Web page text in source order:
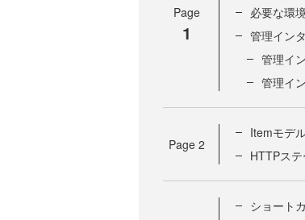
Page
1
必要な環
管理イン
管理イ
管理イ
Page 2
Itemモデ
HTTPス
ショート